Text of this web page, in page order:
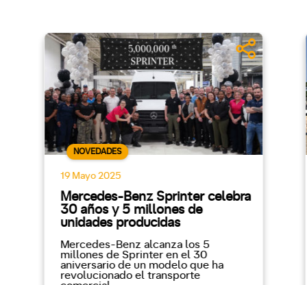
NOVEDADES
19 Mayo 2025
Mercedes-Benz Sprinter celebra
30 años y 5 millones de
unidades producidas
Mercedes-Benz alcanza los 5
millones de Sprinter en el 30
aniversario de un modelo que ha
revolucionado el transporte